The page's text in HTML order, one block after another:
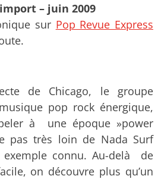
– juin 2009
sur Pop Revue Express
de Chicago, le groupe
pop rock énergique,
à une époque »power
pas très loin de Nada Surf
exemple connu. Au-delà de
on découvre plus qu’un